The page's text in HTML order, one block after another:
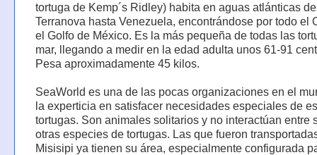
tortuga de Kemp´s Ridley) habita en aguas atlánticas
Terranova hasta Venezuela, encontrándose por todo el
el Golfo de México. Es la más pequeña de todas las
mar, llegando a medir en la edad adulta unos 61-91
Pesa aproximadamente 45 kilos.
SeaWorld es una de las pocas organizaciones en el
la experticia en satisfacer necesidades especiales de
tortugas. Son animales solitarios y no interactúan entre
otras especies de tortugas. Las que fueron
Misisipi ya tienen su área, especialmente configurada